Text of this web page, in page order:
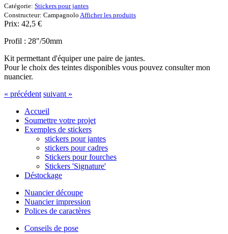
Catégorie: Stickers pour jantes
Constructeur: Campagnolo Afficher les produits
Prix: 42,5 €
Profil : 28"/50mm
Kit permettant d'équiper une paire de jantes.
Pour le choix des teintes disponibles vous pouvez consulter mon
nuancier.
« précédent suivant »
Accueil
Soumettre votre projet
Exemples de stickers
stickers pour jantes
stickers pour cadres
Stickers pour fourches
Stickers 'Signature'
Déstockage
Nuancier découpe
Nuancier impression
Polices de caractères
Conseils de pose